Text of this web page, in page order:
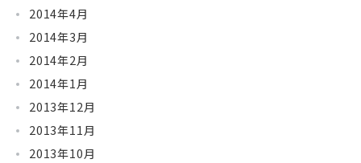
2014年4月
2014年3月
2014年2月
2014年1月
2013年12月
2013年11月
2013年10月